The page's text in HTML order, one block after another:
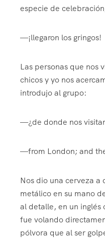
especie de
—¡llegaron los gringos!
Las personas que nos
chicos y yo nos
introdujo al grupo:
—¿de donde nos
—from London; and
Nos dio una cerveza a
metálico en su mano
al detalle, en un
fue volando
pólvora que al ser